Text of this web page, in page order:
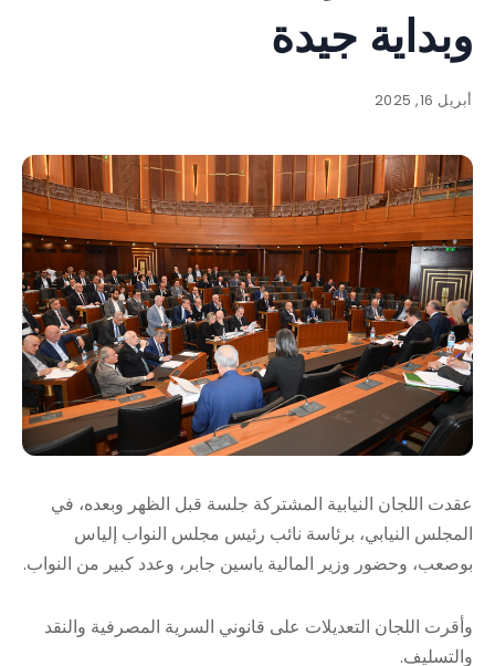
وبداية جيدة
أبريل 16, 2025
عقدت اللجان النيابية المشتركة جلسة قبل الظهر وبعده، في
المجلس النيابي، برئاسة نائب رئيس مجلس النواب إلياس
بوصعب، وحضور وزير المالية ياسين جابر، وعدد كبير من النواب.
وأقرت اللجان التعديلات على قانوني السرية المصرفية والنقد
والتسليف.